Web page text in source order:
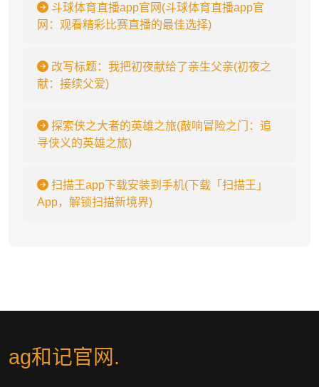
斗球体育直播app官网(斗球体育直播app官
网：观看精彩比赛直播的最佳选择)
改写标题：我把初夜献给了亲生父亲(初夜之
献：接续父爱)
探索侠之大者的英雄之旅(敲响冒险之门：追
寻侠义的英雄之旅)
扫描王app下载安装到手机(下载「扫描王」
App，解锁扫描新境界)
ag和记官网.